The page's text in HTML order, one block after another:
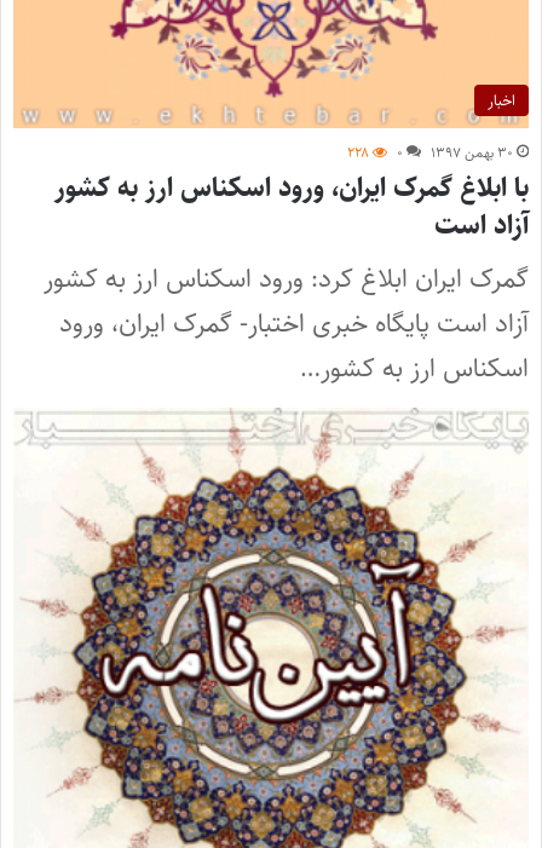
اخبار
۳۰ بهمن ۱۳۹۷ ۰ ۲۲۸
با ابلاغ گمرک ایران، ورود اسکناس ارز به کشور
آزاد است
گمرک ایران ابلاغ کرد: ورود اسکناس ارز به کشور
آزاد است پایگاه خبری اختبار- گمرک ایران، ورود
اسکناس ارز به کشور…